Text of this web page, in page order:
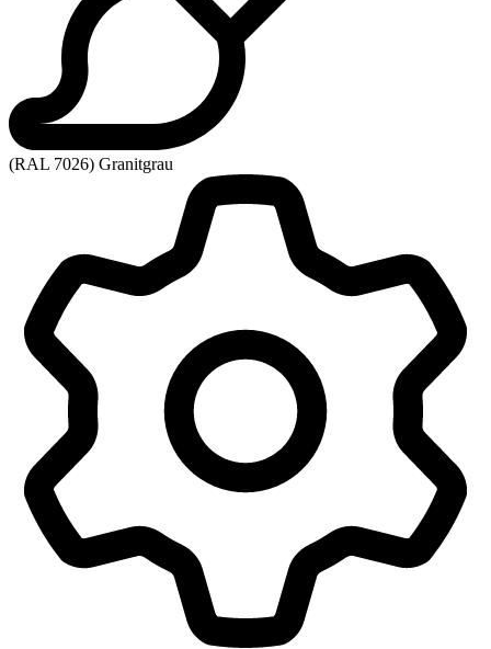
(RAL 7026) Granitgrau